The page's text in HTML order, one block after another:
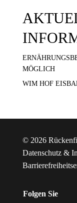
MÖGLICH
WIM HOF
© 2026
Datenschutz&
Folgen Sie